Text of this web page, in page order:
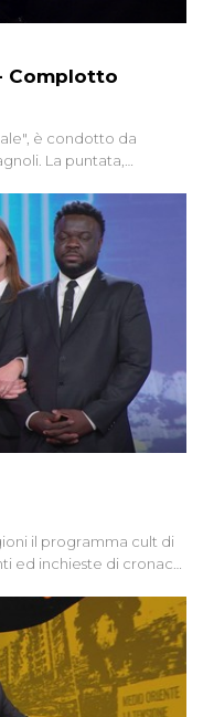
Complotto
è condotto da
La puntata,
dei sospetti
anni hanno invaso
e immaginario collettivo.
il programma cult di
ed inchieste di cronaca